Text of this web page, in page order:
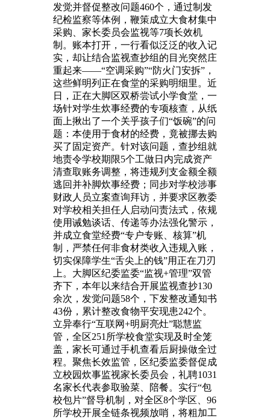
发觉并督促整改问题460个，通过制发
纪检监察等体例，鞭策成立大食材集中
采购、家长委员会监视等7项长效机
制。账本打开，一行看似泛泛的收入记
实，却让结合监视查抄组的目光突然庄
重起来——“空调采购”“防火门安拆”，
这些鲜明列正在食堂的采购明细里。近
日，正在大脚区双桥尝试小学食堂，一
场针对学生炊事经费的专项核查，从纸
面上揪出了一个关乎孩子们“饭碗”的问
题：本使用于食材的经费，竟被挪去购
买了固定资产。针对该问题，查抄组就
地责令学校期限5个工做日内完成资产
清查取账务调整，将违规列支金额全额
逃回并补脚炊事经费；同步对学校涉事
财政人员立案查询拜访，并要求区教委
对学校相关担任人启动问责法式，依规
使用诫勉谈话、传递等办法强化警示，
并成立食堂经费“专户专账、核算”机
制，严禁任何非食材类收入违规入账，
切实保障学生“舌尖上的钱”用正在刀刃
上。大脚区纪委监委“监视+管理”双管
齐下，本年以来结合开展监视查抄130
余次，发觉问题58个，下发整改通知书
43份，累计整改食物平安现患242个。
立异奉行“互联网+明厨亮灶”聪慧监
管，全区251所学校食堂实现及时全笼
盖，家长可通过手机查看后厨操做全过
程。聚焦长效监管，区纪委监委督促成
立校园炊事监视家长委员会，礼聘1031
名家长代表参取验菜、陪餐。实行“包
校包片”督导机制，对全区8个学区、96
所学校开展全链条视频放哨，将粗加工